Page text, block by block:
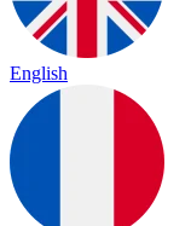
English